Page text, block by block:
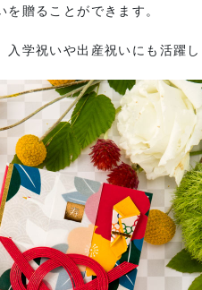
贈ることができます。
入学祝いや出産祝いにも活躍